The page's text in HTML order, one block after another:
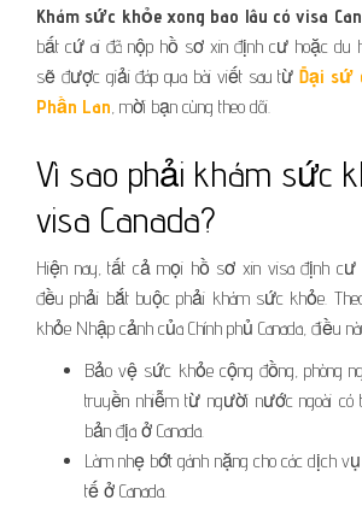
Khám sức khỏe xong bao lâu có visa
bất cứ ai đã nộp hồ sơ xin định cư hoặc du
sẽ được giải đáp qua bài viết sau từĐại sứ
Phần Lan, mời bạn cùng theo dõi.
Vì sao phải khám sức
visa Canada?
Hiện nay, tất cả mọi hồ sơ xin visa định cư
đều phải bắt buộc phải khám sức khỏe.
khỏe Nhập cảnh của Chính phủ Canada, điều
Bảo vệ sức khỏe cộng đồng, phòng
truyền nhiễm từ người nước ngoài có
bản địa ở Canada.
Làm nhẹ bớt gánh nặng cho các dịch
tế ở Canada.